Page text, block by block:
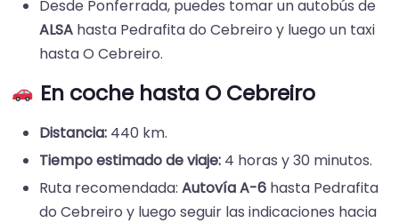
Desde Ponferrada, puedes tomar un autobús de
ALSA hasta Pedrafita do Cebreiro y luego un taxi
hasta O Cebreiro.
En coche hasta O Cebreiro
Distancia: 440 km.
Tiempo estimado de viaje: 4 horas y 30 minutos.
Ruta recomendada: Autovía A-6 hasta Pedrafita
do Cebreiro y luego seguir las indicaciones hacia